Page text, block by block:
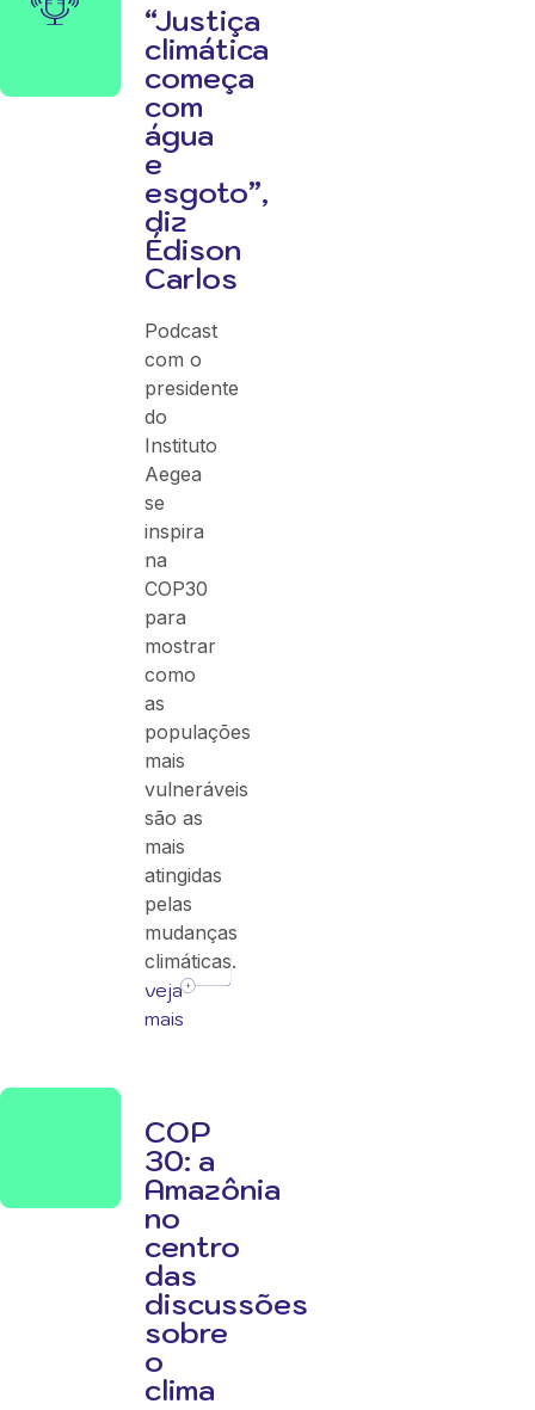
“Justiça
climática
começa
com
água
e
esgoto”,
diz
Édison
Carlos
Podcast
com o
presidente
do
Instituto
Aegea
se
inspira
na
COP30
para
mostrar
como
as
populações
mais
vulneráveis
são as
mais
atingidas
pelas
mudanças
climáticas.
veja
mais
COP
30: a
Amazônia
no
centro
das
discussões
sobre
o
clima